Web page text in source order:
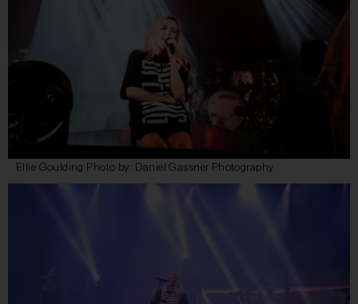
Ellie Goulding Photo by: Daniel Gassner Photography